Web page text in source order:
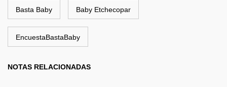
Basta Baby Baby Etchecopar
EncuestaBastaBaby
NOTAS RELACIONADAS